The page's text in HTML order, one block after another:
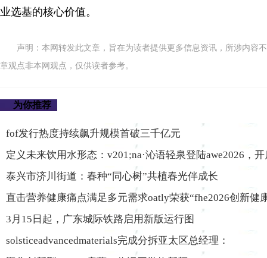
业选基的核心价值。
声明：本网转发此文章，旨在为读者提供更多信息资讯，所涉内容
章观点非本网观点，仅供读者参考。
为你推荐
fof发行热度持续飙升规模首破三千亿元
定义未来饮用水形态：v201;na·沁语轻泉登陆awe2026，开
泰兴市济川街道：春种“同心树”共植春光伴成长
直击营养健康痛点满足多元需求oatly荣获“fhe2026创新健
3月15日起，广东城际铁路启用新版运行图
solsticeadvancedmaterials完成分拆亚太区总经理：